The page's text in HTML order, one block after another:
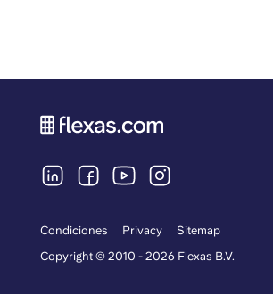
Condiciones Privacy
Sitemap
Copyright © 2010 - 2026 Flexas B.V.